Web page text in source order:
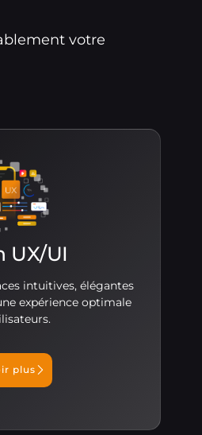
votre
UX/UI
intuitives, élégantes
expérience optimale
plus